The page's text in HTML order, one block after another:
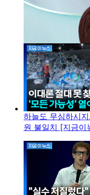
하늘도 무심하시
원 불일치 [지금이